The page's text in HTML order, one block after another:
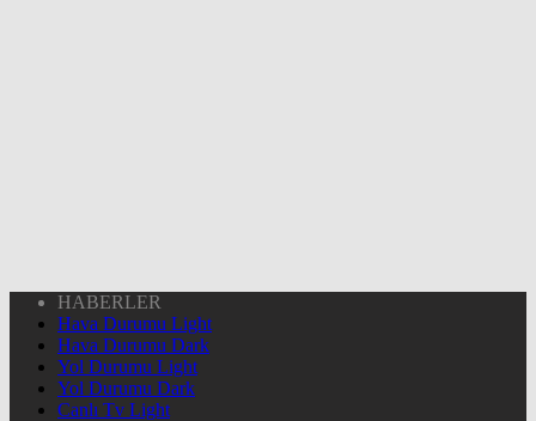
HABERLER
Hava Durumu Light
Hava Durumu Dark
Yol Durumu Light
Yol Durumu Dark
Canlı Tv Light